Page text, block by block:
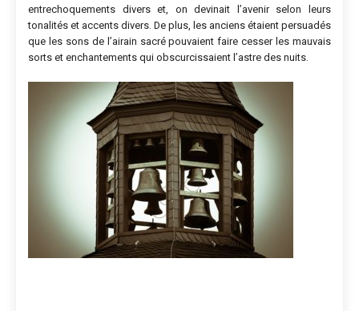
entrechoquements divers et, on devinait l’avenir selon leurs
tonalités et accents divers. De plus, les anciens étaient persuadés
que les sons de l’airain sacré pouvaient faire cesser les mauvais
sorts et enchantements qui obscurcissaient l’astre des nuits.